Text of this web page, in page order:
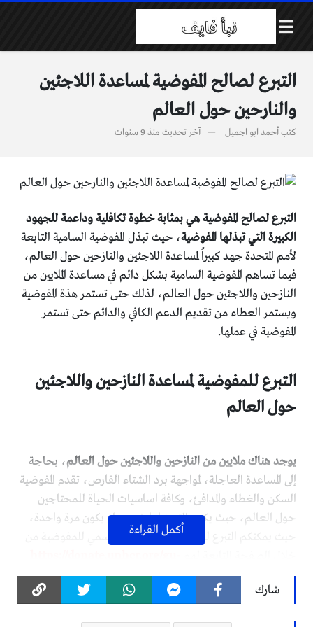
التبرع لصالح المفوضية لمساعدة اللاجئين
والنارحين حول العالم
كتبأحمد ابو اجميل آخر تحديث منذ 9 سنوات
التبرع لصالح المفوضية هي بمثابة خطوة تكافلية وداعمة للجهود
الكبيرة التي تبذلها المفوضية، حيث تبذل المفوضية السامية التابعة
لأمم المتحدة جهد كبيراً لمساعدة اللاجئين والنازحين حول العالم،
فيما تساهم المفوضية السامية بشكل دائم في مساعدة الملايين من
النازحين واللاجئين حول العالم، لذلك حتى تستمر هذة المفوضية
ويستمر العطاء من تقديم الدعم الكافي والدائم حتى تستمر
المفوضية في عملها.
التبرع للمفوضية لمساعدة النازحين واللاجئين
حول العالم
يوجد هناك ملايين من النازحين واللاجئين حول العالم، بحاجة
إلى المساعدة العاجلة، لمواجهة برد الشتاء القارص، تقدم المفوضية
السكن والغطاء والمدافئ، وكافة اساسيات الحياة للمحتاجين
حول العالم، حيث يكون التبرع اما شهري او يكون مرة واحدة،
حيث يمكنكم التبرع للمفوضية عبر الموقع الرسمي للمفوضية من
ar/syria
أكمل القراءة
شارك